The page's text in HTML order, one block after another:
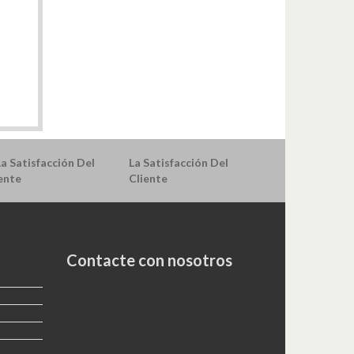
La Satisfacción Del
Cliente
Contacte con nosotros